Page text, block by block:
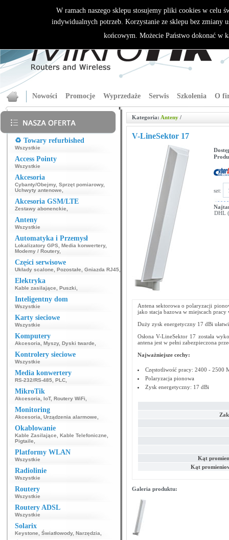
Nowości Promocje Wyprzedaże Serwis Szkolenia O
♻️ Towary refurbished
Wszystkie
Access Pointy
Wszystkie
Akcesoria
Cybanty/Obejmy, Sprzęt pomiarowy,
Uchwyty antenowe
Akcesoria GSM/LTE
Zestawy abonenckie
Anteny
Wszystkie
Automatyka i Przemysł
Lokalizatory GPS Media konwertery,
Modemy / Routery,
Części serwisowe
Układy scalone Pozostałe Gniazda RJ45
Elektryka
Kable zasilające Puszki
Inteligentny dom
Wszystkie
Karty sieciowe
Wszystkie
Komputery
Akcesoria Myszy, Dyski twarde
Kontrolery sieciowe
Wszystkie
Media konwertery
RS-232/RS-485 PLC
MikroTik
Akcesoria IoT, Routery WiFi
Monitoring
Akcesoria Urządzenia alarmowe
Okablowanie
Kable Zasilające Kable Telefoniczne
Pigtaile
Platformy WLAN
Wszystkie
Radiolinie
Wszystkie
Routery
Wszystkie
Routery ADSL
Wszystkie
Solarix
Keystone Światłowody, Narzędzia
Kategoria: Anteny/
V-LineSektor 17
szt:
DHL
Antena sektorowa o polaryzacji
jako stacja bazowa w miejscach
Duży zysk energetyczny 17 dBi
Osłona V-LineSektor 17 została
antena jest w pełni zabezpieczona
Najważniejsze cechy:
Częstotliwość pracy: 2400 - 2500
Polaryzacja pionowa
Zysk energetyczny: 17 dBi
Kąt
Kąt
Galeria produktu:
W ramach naszego sklepu stosujemy pliki cookies w celu
indywidualnych potrzeb. Korzystanie ze sklepu bez zmiany
końcowym. Możecie Państwo dokonać w